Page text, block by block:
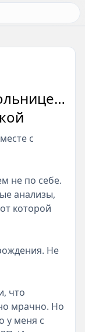
с
не по себе.
анализы,
которой
Не
что
мрачно. Но
у меня с